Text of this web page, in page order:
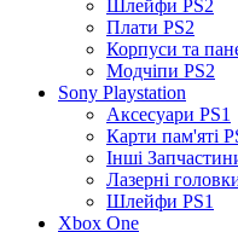
Шлейфи PS2
Плати PS2
Корпуси та
Модчіпи PS2
Sony Playstation
Аксесуари PS1
Карти пам'яті
Інші
Лазерні
Шлейфи PS1
Xbox One